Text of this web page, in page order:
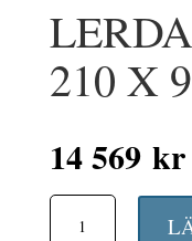
210 X
14 569 kr